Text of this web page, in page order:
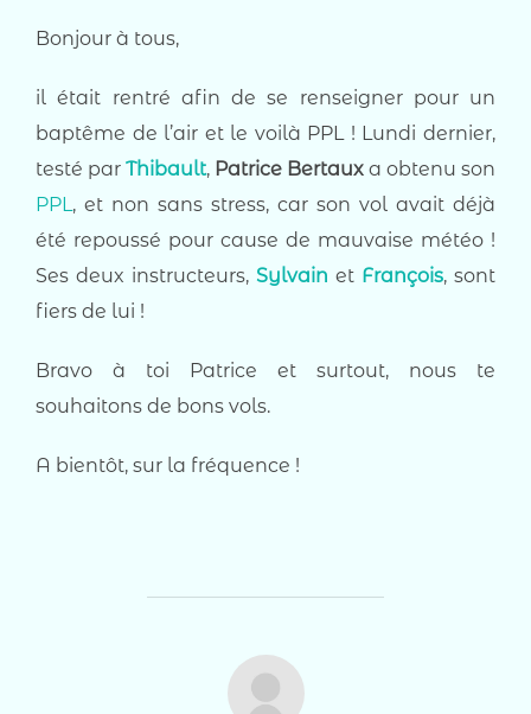
Bonjour à tous,
il était rentré afin de se renseigner pour un
baptême de l’air et le voilà PPL ! Lundi dernier,
testé par Thibault, Patrice Bertaux a obtenu son
PPL, et non sans stress, car son vol avait déjà
été repoussé pour cause de mauvaise météo !
Ses deux instructeurs, Sylvain et François, sont
fiers de lui !
Bravo à toi Patrice et surtout, nous te
souhaitons de bons vols.
A bientôt, sur la fréquence !
AUTEUR DE LA PUBLICATION